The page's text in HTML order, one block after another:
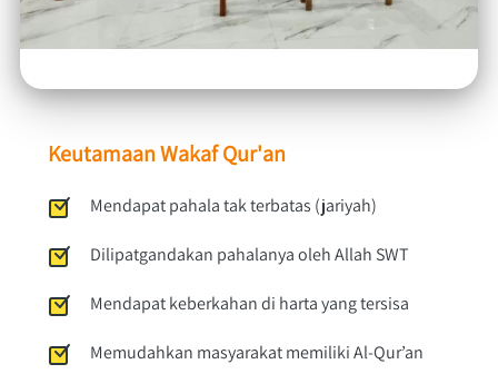
Keutamaan Wakaf Qur'an
Mendapat pahala tak terbatas (jariyah)
Dilipatgandakan pahalanya oleh Allah SWT
Mendapat keberkahan di harta yang tersisa
Memudahkan masyarakat memiliki Al-Qur’an